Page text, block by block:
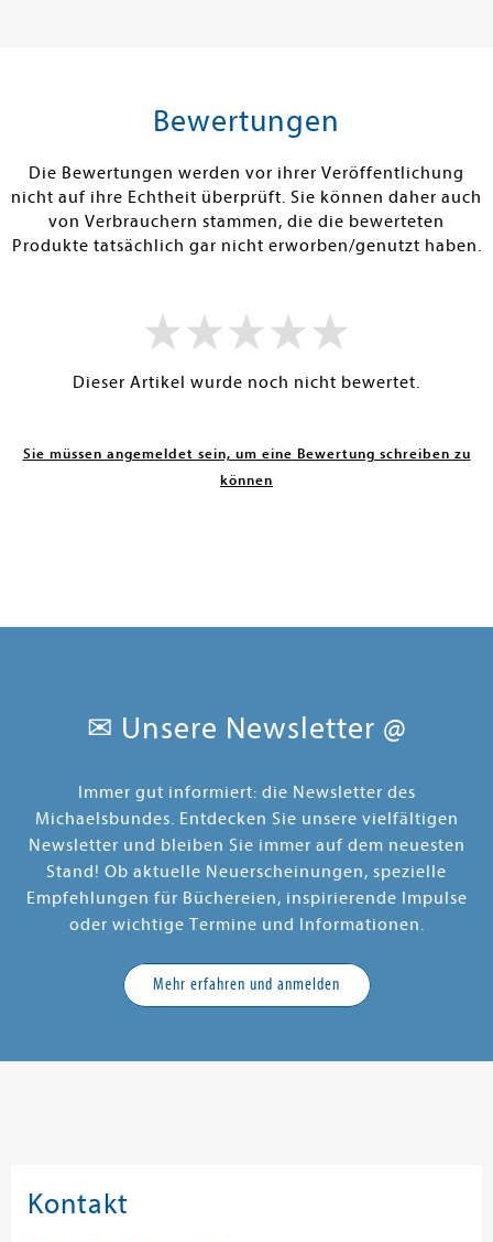
Warenkorb
Bewertungen
Die Bewertungen werden vor ihrer Veröffentlichung
nicht auf ihre Echtheit überprüft. Sie können daher auch
von Verbrauchern stammen, die die bewerteten
Produkte tatsächlich gar nicht erworben/genutzt haben.
Dieser Artikel wurde noch nicht bewertet.
Sie müssen angemeldet sein, um eine Bewertung schreiben zu
können
✉ Unsere Newsletter @
Immer gut informiert: die Newsletter des
Michaelsbundes. Entdecken Sie unsere vielfältigen
Newsletter und bleiben Sie immer auf dem neuesten
Stand! Ob aktuelle Neuerscheinungen, spezielle
Empfehlungen für Büchereien, inspirierende Impulse
oder wichtige Termine und Informationen.
Mehr erfahren und anmelden
Kontakt